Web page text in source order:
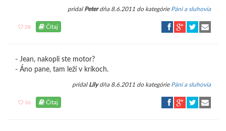
pridal Peterdňa 8.6.2011 do kategórie Páni a sluhovia
28 Čítaj
- Jean, nakopli ste motor?
- Áno pane, tam leží v kríkoch.
pridal Lilydňa 8.6.2011 do kategórie Páni a sluhovia
36 Čítaj